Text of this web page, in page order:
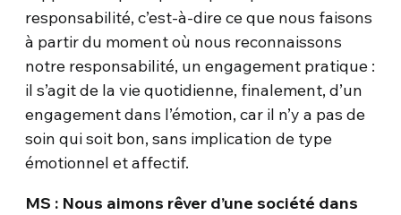
responsabilité, c’est-à-dire ce que nous faisons
à partir du moment où nous reconnaissons
notre responsabilité, un engagement pratique :
il s’agit de la vie quotidienne, finalement, d’un
engagement dans l’émotion, car il n’y a pas de
soin qui soit bon, sans implication de type
émotionnel et affectif.
MS : Nous aimons rêver d’une société dans